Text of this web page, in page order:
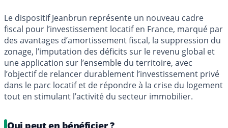
Le dispositif Jeanbrun représente un nouveau cadre
fiscal pour l’investissement locatif en France, marqué par
des avantages d’amortissement fiscal, la suppression du
zonage, l’imputation des déficits sur le revenu global et
une application sur l’ensemble du territoire, avec
l’objectif de relancer durablement l’investissement privé
dans le parc locatif et de répondre à la crise du logement
tout en stimulant l’activité du secteur immobilier.
Qui peut en bénéficier ?